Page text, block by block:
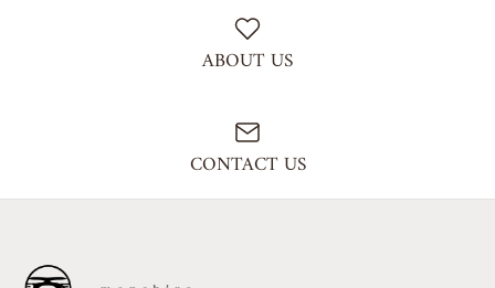
ABOUT US
CONTACT US